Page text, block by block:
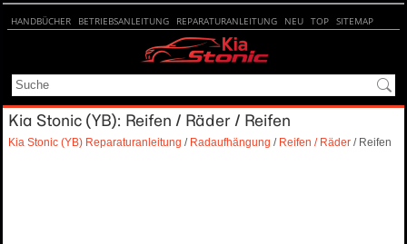
HANDBÜCHER BETRIEBSANLEITUNG REPARATURANLEITUNG NEU TOP SITEMAP
Kia Stonic (YB): Reifen / Räder / Reifen
Kia Stonic (YB) Reparaturanleitung / Radaufhängung / Reifen / Räder / Reifen